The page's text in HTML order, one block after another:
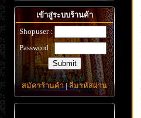
เข้าสู่ระบบร้านค้า
Shopuser :
Password :
สมัครร้านค้า|ลืมรหัสผ่าน